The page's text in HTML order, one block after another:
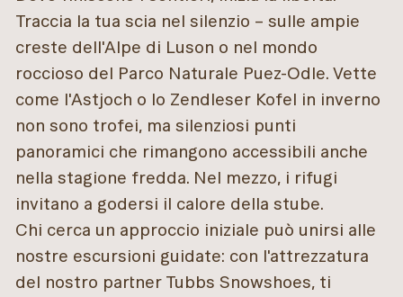
Traccia la tua scia nel silenzio – sulle ampie
creste dell'Alpe di Luson o nel mondo
roccioso del Parco Naturale Puez-Odle. Vette
come l'Astjoch o lo Zendleser Kofel in inverno
non sono trofei, ma silenziosi punti
panoramici che rimangono accessibili anche
nella stagione fredda. Nel mezzo, i rifugi
invitano a godersi il calore della stube.
Chi cerca un approccio iniziale può unirsi alle
nostre escursioni guidate: con l'attrezzatura
del nostro partner Tubbs Snowshoes, ti